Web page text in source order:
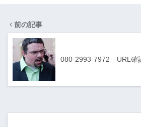
前の記事
080-2993-7972 URL確